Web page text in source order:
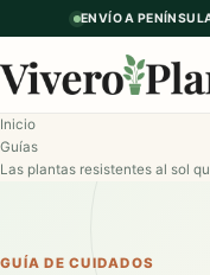
ENVÍO A
Inicio
Guías
Las plantas resistentes al sol
GUÍA DE CUIDADOS